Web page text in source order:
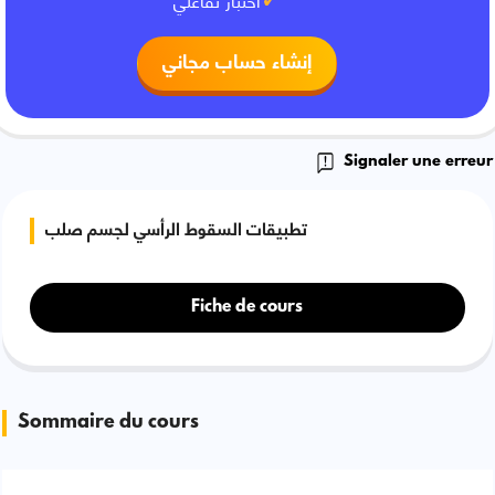
إنشاء حساب مجاني
Signaler une erreur
تطبيقات السقوط الرأسي لجسم صلب
Fiche de cours
Sommaire du cours